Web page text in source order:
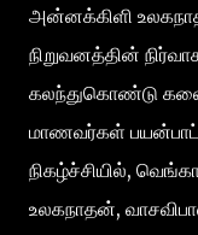
அன்னக்கிளி
நிறுவனத்தின்
கலந்துகொண்டு
மாணவர்கள்
நிகழ்ச்சியில்,
உலகநாதன்,